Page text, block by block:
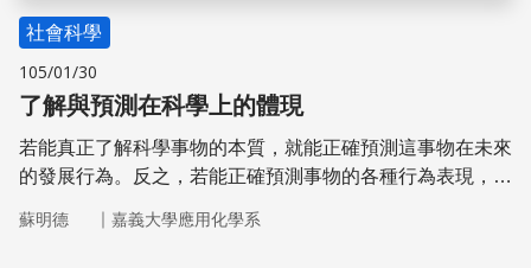
社會科學
105/01/30
了解與預測在科學上的體現
若能真正了解科學事物的本質，就能正確預測這事物在未來
的發展行為。反之，若能正確預測事物的各種行為表現，就
蘇明德 ｜ 嘉義大學應用化學系